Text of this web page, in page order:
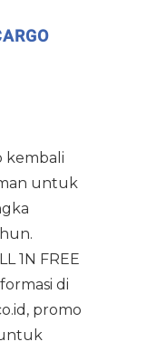
kembali
untuk
1N FREE
di
promo